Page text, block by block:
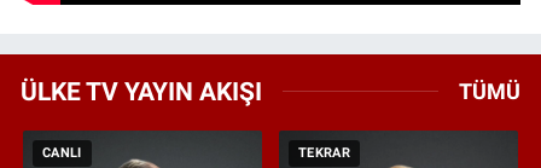
ÜLKE TV YAYIN AKIŞI TÜMÜ
CANLI TEKRAR